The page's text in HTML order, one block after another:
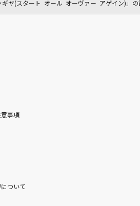
ギヤ(スタート オール オーヴァー アゲイン)」の
事項
ついて